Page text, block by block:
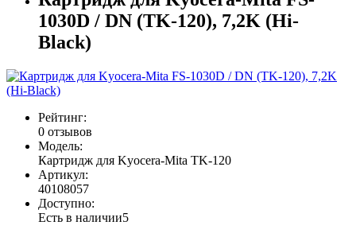
1030D / DN (TK-120), 7,2K (Hi-
Black)
Рейтинг:
0 отзывов
Модель:
Картридж для Kyocera-Mita TK-120
Артикул:
40108057
Доступно:
Есть в наличии5